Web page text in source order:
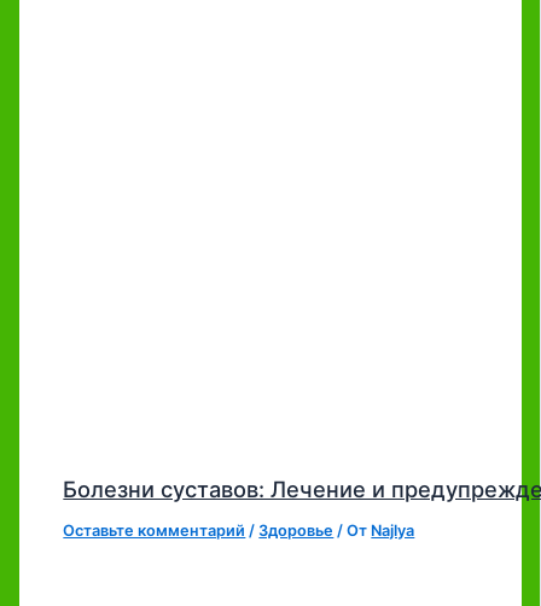
Болезни суставов: Лечение и
Оставьте комментарий /Здоровье / От Najlya